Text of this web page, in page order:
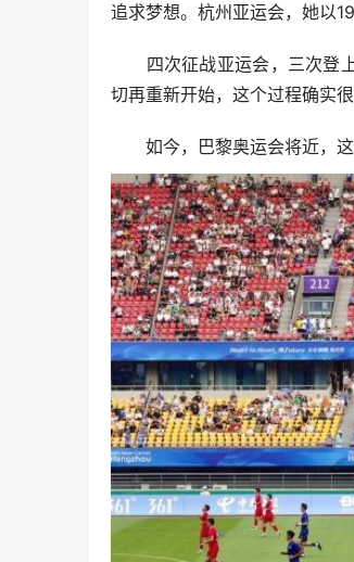
追求梦想。杭州亚运会，她以
四次征战亚运会，三次登上
切再重新开始，这个过程确实
如今，巴黎奥运会将近，这